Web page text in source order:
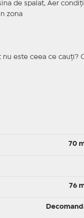
de spalat, Aer
zona
este ceea ce cauți?
70
76